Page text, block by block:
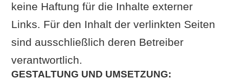
keine Haftung für die Inhalte externer
Links. Für den Inhalt der verlinkten Seiten
sind ausschließlich deren Betreiber
verantwortlich.
GESTALTUNG UND UMSETZUNG: